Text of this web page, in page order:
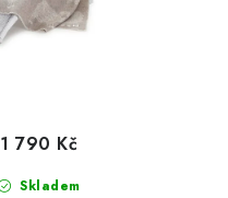
Skladem
1 790 Kč